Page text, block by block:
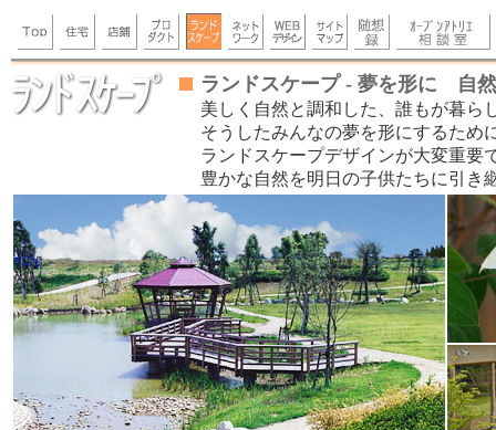
ランドスケープ - 夢を形に 自
美しく自然と調和した、誰もが暮ら
そうしたみんなの夢を形にするため
ランドスケープデザインが大変重要
豊かな自然を明日の子供たちに引き